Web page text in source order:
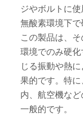
ジやボルトに
無酸素環境下で
この製品は、
環境でのみ硬
じる振動や熱
果的です。特
内、航空機な
一般的です。